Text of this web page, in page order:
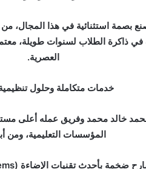
بصمة استثنائية في هذا المجال، من
في ذاكرة الطلاب لسنوات طويلة،
العصرية.
خدمات متكاملة وحلول
خالد محمد وفريق عمله أعلى
المؤسسات التعليمية، ومن